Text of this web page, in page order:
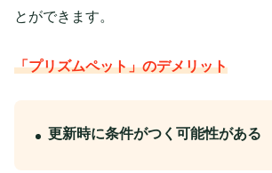
とができます。
「プリズムペット」のデメリット
更新時に条件がつく可能性がある